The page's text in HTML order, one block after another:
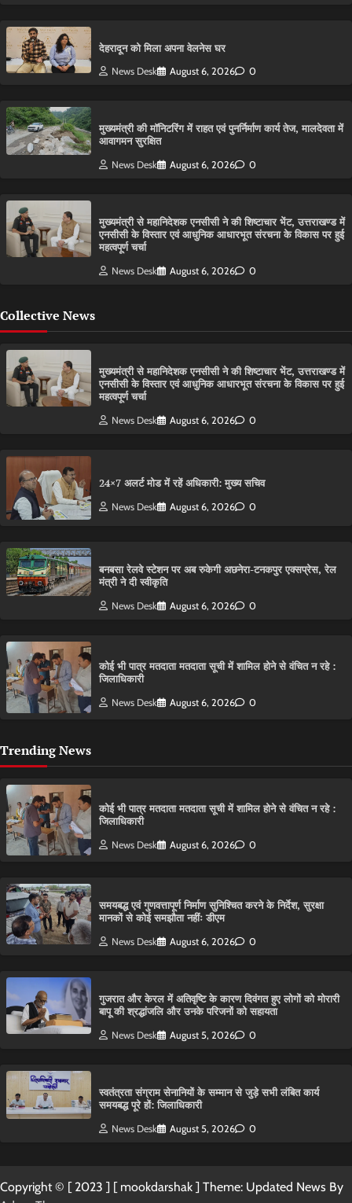
देहरादून को मिला अपना वेलनेस घर
News Desk August 6, 2026 0
मुख्यमंत्री की मॉनिटरिंग में राहत एवं पुनर्निर्माण कार्य तेज, मालदेवता में
आवागमन सुरक्षित
News Desk August 6, 2026 0
मुख्यमंत्री से महानिदेशक एनसीसी ने की शिष्टाचार भेंट, उत्तराखण्ड में
एनसीसी के विस्तार एवं आधुनिक आधारभूत संरचना के विकास पर हुई
महत्वपूर्ण चर्चा
News Desk August 6, 2026 0
Collective News
मुख्यमंत्री से महानिदेशक एनसीसी ने की शिष्टाचार भेंट, उत्तराखण्ड में
एनसीसी के विस्तार एवं आधुनिक आधारभूत संरचना के विकास पर हुई
महत्वपूर्ण चर्चा
News Desk August 6, 2026 0
24×7 अलर्ट मोड में रहें अधिकारी: मुख्य सचिव
News Desk August 6, 2026 0
बनबसा रेलवे स्टेशन पर अब रुकेगी अछनेरा-टनकपुर एक्सप्रेस, रेल
मंत्री ने दी स्वीकृति
News Desk August 6, 2026 0
कोई भी पात्र मतदाता मतदाता सूची में शामिल होने से वंचित न रहे :
जिलाधिकारी
News Desk August 6, 2026 0
Trending News
कोई भी पात्र मतदाता मतदाता सूची में शामिल होने से वंचित न रहे :
जिलाधिकारी
News Desk August 6, 2026 0
समयबद्ध एवं गुणवत्तापूर्ण निर्माण सुनिश्चित करने के निर्देश, सुरक्षा
मानकों से कोई समझौता नहींः डीएम
News Desk August 6, 2026 0
गुजरात और केरल में अतिवृष्टि के कारण दिवंगत हुए लोगों को मोरारी
बापू की श्रद्धांजलि और उनके परिजनों को सहायता
News Desk August 5, 2026 0
स्वतंत्रता संग्राम सेनानियों के सम्मान से जुड़े सभी लंबित कार्य
समयबद्ध पूरे हों: जिलाधिकारी
News Desk August 5, 2026 0
Copyright © [ 2023 ] [ mookdarshak ] Theme: Updated News By